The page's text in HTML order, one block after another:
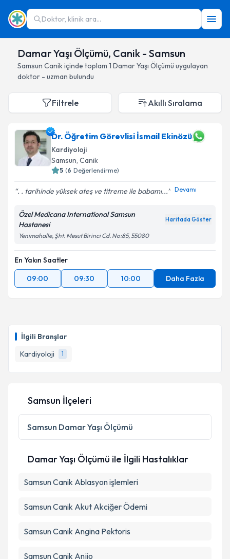
Doktor, klinik ara...
Damar Yaşı Ölçümü, Canik - Samsun
Samsun Canikiçinde toplam 1 Damar Yaşı Ölçümü uygulayan
doktor - uzman bulundu
İlgili Branşlar
Kardiyoloji
1
Filtrele Akıllı Sıralama
Dr. Öğretim Görevlisi İsmail Ekinözü
Kardiyoloji
Samsun, Canik
5 (6 Değerlendirme)
. . tarihinde yüksek ateş ve titreme ile babamı... Devamı
Özel Medicana International Samsun
Hastanesi
Haritada Göster
Yenimahalle, Şht. Mesut Birinci Cd. No:85, 55080
En Yakın Saatler
09:00
09:30 10:00 Daha Fazla
Samsun İlçeleri
Samsun Damar Yaşı Ölçümü
Damar Yaşı Ölçümü ile İlgili Hastalıklar
Samsun Canik Ablasyon işlemleri
Samsun Canik Akut Akciğer Ödemi
Samsun Canik Angina Pektoris
Samsun Canik Anjio